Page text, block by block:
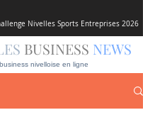
Nivelles Sports Entreprises 2026
nivelloise en ligne
BUSINESS NEWS